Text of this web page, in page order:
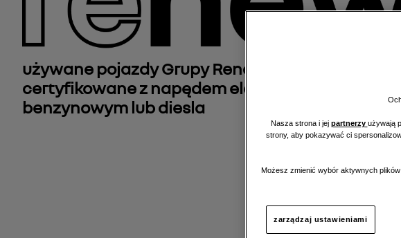
używane pojazdy Grupy Renault, regenerowane i
certyfikowane z napędem elektrycznym,
benzynowym lub diesla
Nasza strona i jej partnerzy używają
strony, aby pokazywać ci
Możesz zmienić wybór aktywnych
zarządzaj ustawieniami